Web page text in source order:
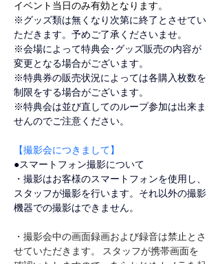
イベント当日のみ有効となります。
※グッズ類は無くなり次第に終了とさせてい
ただきます。予めご了承くださいませ。
※会場によって特典会･グッズ販売の内容が
変更となる場合がございます。
※特典券の販売状況によっては各購入枚数を
制限をする場合がございます。
※特典会は並び直してのループ参加は出来ま
せんのでご注意ください。
【撮影会につきまして】
●スマートフォン撮影について
・撮影はお客様のスマートフォンを使用し、
スタッフが撮影を行います。それ以外の撮影
機器での撮影はできません。
・撮影会中の画面録画および録音は禁止とさ
せていただきます。 スタッフが携帯画面を